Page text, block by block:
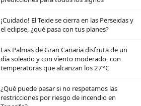
¡Cuidado! El Teide se cierra en las Perseidas y
el eclipse, ¿qué pasa con tus planes?
Las Palmas de Gran Canaria disfruta de un
día soleado y con viento moderado, con
temperaturas que alcanzan los 27°C
¿Qué puede pasar si no respetamos las
restricciones por riesgo de incendio en